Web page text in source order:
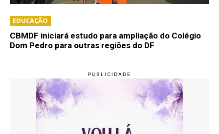
EDUCAÇÃO
CBMDF iniciará estudo para ampliação do Colégio
Dom Pedro para outras regiões do DF